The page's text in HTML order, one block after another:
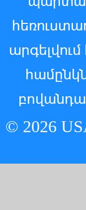
© 2026